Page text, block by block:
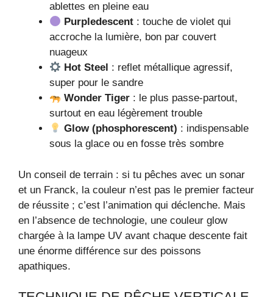
ablettes en pleine eau
Purpledescent : touche de violet qui
accroche la lumière, bon par couvert
nuageux
Hot Steel : reflet métallique agressif,
super pour le sandre
Wonder Tiger : le plus passe-partout,
surtout en eau légèrement trouble
Glow (phosphorescent) : indispensable
sous la glace ou en fosse très sombre
Un conseil de terrain : si tu pêches avec un sonar
et un Franck, la couleur n’est pas le premier facteur
de réussite ; c’est l’animation qui déclenche. Mais
en l’absence de technologie, une couleur glow
chargée à la lampe UV avant chaque descente fait
une énorme différence sur des poissons
apathiques.